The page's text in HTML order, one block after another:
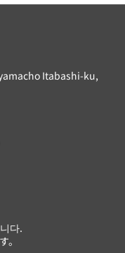
Itabashi-ku,
다.
。